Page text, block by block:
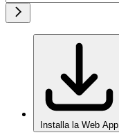
Installa la Web App